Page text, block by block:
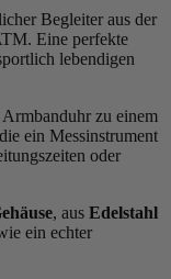
Begleiter aus der
Eine perfekte
lebendigen
Armbanduhr zu einem
ein Messinstrument
oder
, aus Edelstahl
ein echter